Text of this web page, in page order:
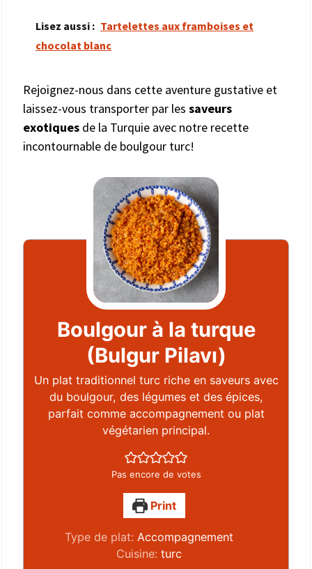
Lisez aussi : Tartelettes aux framboises et
chocolat blanc
Rejoignez-nous dans cette aventure gustative et
laissez-vous transporter par les saveurs
exotiques de la Turquie avec notre recette
incontournable de boulgour turc!
Boulgour à la turque
(Bulgur Pilavı)
Un plat traditionnel turc riche en saveurs avec
du boulgour, des légumes et des épices,
parfait comme accompagnement ou plat
végétarien principal.
Pas encore de votes
Print
Type de plat: Accompagnement
Cuisine:turc